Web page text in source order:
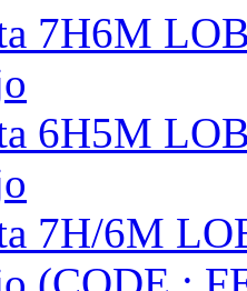
7H6M
6H5M
7H/6M